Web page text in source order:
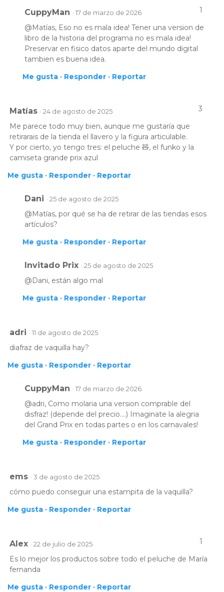
CuppyMan · 17 de marzo de 2026
@Matías, Eso no es mala idea! Tener una version de
libro de la historia del programa no es mala idea!
Preservar en fisico datos aparte del mundo digital
tambien es buena idea.
Me gusta · Responder · Reportar
1
Matías · 24 de agosto de 2025
Me parece todo muy bien, aunque me gustaría que
retirarais de la tienda el llavero y la figura articulable.
Y por cierto, yo tengo tres: el peluche 🧸, el funko y la
camiseta grande prix azul
Me gusta · Responder · Reportar
3
Dani · 25 de agosto de 2025
@Matías, por qué se ha de retirar de las tiendas esos
artículos?
Me gusta · Responder · Reportar
Invitado Prix · 25 de agosto de 2025
@Dani, están algo mal
Me gusta · Responder · Reportar
adri · 11 de agosto de 2025
diafraz de vaquilla hay?
Me gusta · Responder · Reportar
CuppyMan · 17 de marzo de 2026
@adri, Como molaria una version comprable del
disfraz! (depende del precio....) Imaginate la alegria
del Grand Prix en todas partes o en los carnavales!
Me gusta · Responder · Reportar
ems · 3 de agosto de 2025
cómo puedo conseguir una estampita de la vaquilla?
Me gusta · Responder · Reportar
Alex · 22 de julio de 2025
Es lo mejor los productos sobre todo el peluche de María
fernanda
Me gusta · Responder · Reportar
1